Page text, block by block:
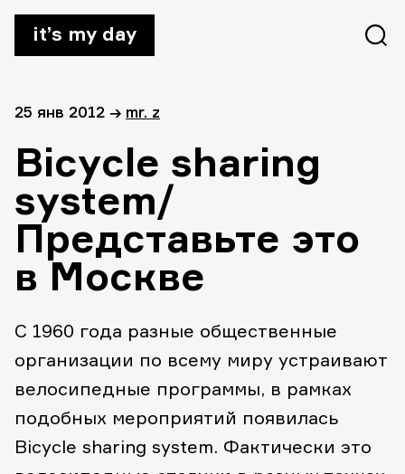
it’s my day
25 янв 2012 → mr. z
Bicycle sharing
system/
Представьте это
в Москве
С 1960 года разные общественные
организации по всему миру устраивают
велосипедные программы, в рамках
подобных мероприятий появилась
Bicycle sharing system. Фактически это